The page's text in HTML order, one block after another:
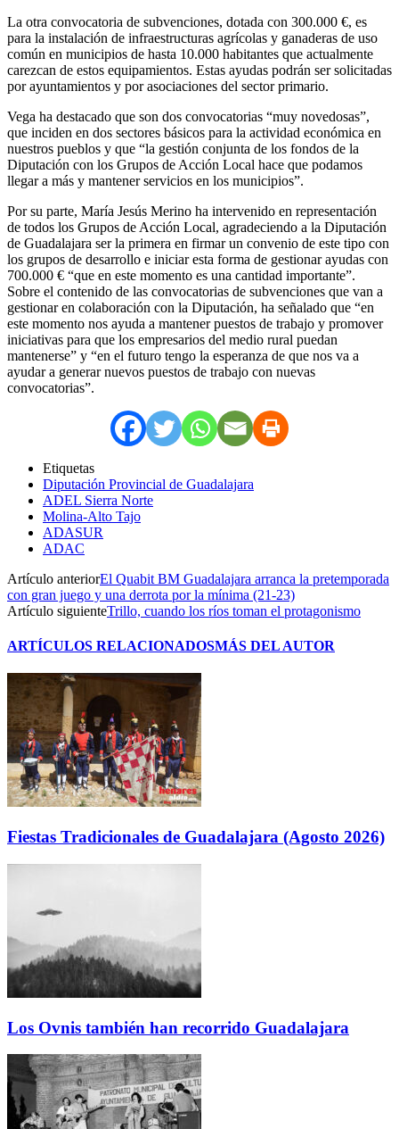
La otra convocatoria de subvenciones, dotada con 300.000 €, es
para la instalación de infraestructuras agrícolas y ganaderas de uso
común en municipios de hasta 10.000 habitantes que actualmente
carezcan de estos equipamientos. Estas ayudas podrán ser solicitadas
por ayuntamientos y por asociaciones del sector primario.
Vega ha destacado que son dos convocatorias “muy novedosas”,
que inciden en dos sectores básicos para la actividad económica en
nuestros pueblos y que “la gestión conjunta de los fondos de la
Diputación con los Grupos de Acción Local hace que podamos
llegar a más y mantener servicios en los municipios”.
Por su parte, María Jesús Merino ha intervenido en representación
de todos los Grupos de Acción Local, agradeciendo a la Diputación
de Guadalajara ser la primera en firmar un convenio de este tipo con
los grupos de desarrollo e iniciar esta forma de gestionar ayudas con
700.000 € “que en este momento es una cantidad importante”.
Sobre el contenido de las convocatorias de subvenciones que van a
gestionar en colaboración con la Diputación, ha señalado que “en
este momento nos ayuda a mantener puestos de trabajo y promover
iniciativas para que los empresarios del medio rural puedan
mantenerse” y “en el futuro tengo la esperanza de que nos va a
ayudar a generar nuevos puestos de trabajo con nuevas
convocatorias”.
Etiquetas
Diputación Provincial de Guadalajara
ADEL Sierra Norte
Molina-Alto Tajo
ADASUR
ADAC
Artículo anteriorEl Quabit BM Guadalajara arranca la pretemporada
con gran juego y una derrota por la mínima (21-23)
Artículo siguienteTrillo, cuando los ríos toman el protagonismo
ARTÍCULOS RELACIONADOSMÁS DEL AUTOR
Fiestas Tradicionales de Guadalajara (Agosto 2026)
Los Ovnis también han recorrido Guadalajara